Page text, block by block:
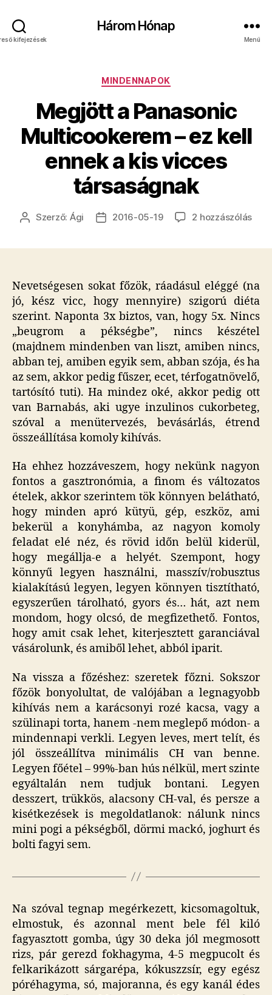
kifejezések
Három Hónap
Menü
Kategóriák
MINDENNAPOK
Megjött a Panasonic
Multicookerem – ez kell
ennek a kis vicces
társaságnak
Bejegyzés
Szerző: Ági
Bejegyzés
2016-05-19 2 hozzászólás
ez
kell
a
kis
Nevetségesen sokat főzök, ráadásul eléggé (na
jó, kész vicc, hogy mennyire) szigorú diéta
szerint. Naponta 3x biztos, van, hogy 5x. Nincs
„beugrom a pékségbe”, nincs készétel
(majdnem mindenben van liszt, amiben nincs,
abban tej, amiben egyik sem, abban szója, és ha
az sem, akkor pedig fűszer, ecet, térfogatnövelő,
tartósító tuti). Ha mindez oké, akkor pedig ott
van Barnabás, aki ugye inzulinos cukorbeteg,
szóval a menütervezés, bevásárlás, étrend
összeállítása komoly kihívás.
Ha ehhez hozzáveszem, hogy nekünk nagyon
fontos a gasztronómia, a finom és változatos
ételek, akkor szerintem tök könnyen belátható,
hogy minden apró kütyü, gép, eszköz, ami
bekerül a konyhámba, az nagyon komoly
feladat elé néz, és rövid időn belül kiderül,
hogy megállja-e a helyét. Szempont, hogy
könnyű legyen használni, masszív/robusztus
kialakítású legyen, legyen könnyen tisztítható,
egyszerűen tárolható, gyors és… hát, azt nem
mondom, hogy olcsó, de megfizethető. Fontos,
hogy amit csak lehet, kiterjesztett garanciával
vásárolunk, és amiből lehet, abból iparit.
Na vissza a főzéshez: szeretek főzni. Sokszor
főzök bonyolultat, de valójában a legnagyobb
kihívás nem a karácsonyi rozé kacsa, vagy a
szülinapi torta, hanem -nem meglepő módon- a
mindennapi verkli. Legyen leves, mert telít, és
jól összeállítva minimális CH van benne.
Legyen főétel – 99%-ban hús nélkül, mert szinte
egyáltalán nem tudjuk bontani. Legyen
desszert, trükkös, alacsony CH-val, és persze a
kisétkezések is megoldatlanok: nálunk nincs
mini pogi a pékségből, dörmi mackó, joghurt és
bolti fagyi sem.
Na szóval tegnap megérkezett, kicsomagoltuk,
elmostuk, és azonnal ment bele fél kiló
fagyasztott gomba, úgy 30 deka jól megmosott
rizs, pár gerezd fokhagyma, 4-5 megpucolt és
felkarikázott sárgarépa, kókuszzsír, egy egész
póréhagyma, só, majoranna, és egy kanál édes